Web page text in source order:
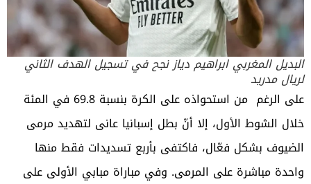
البديل المغربي ابراهيم دياز نجح في تسجيل الهدف الثاني
لريال مدريد
على الرغم من استحواذه على الكرة بنسبة 69.8 في المئة
خلال الشوط الأول، إلا أنّ بطل إسبانيا عانى لتهديد مرمى
الضيوف بشكل فعّال، فاكتفى بأربع تسديدات فقط منها
واحدة مباشرة على المرمى. وفي مباراة مبابي الأولى على